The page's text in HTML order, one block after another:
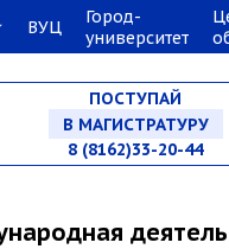
ВУЦ
Город-
университет
ПОСТУПАЙ
НА СПЕЦИАЛИТЕТ
В МАГИСТРАТУРУ
8 (8162)33-20-44